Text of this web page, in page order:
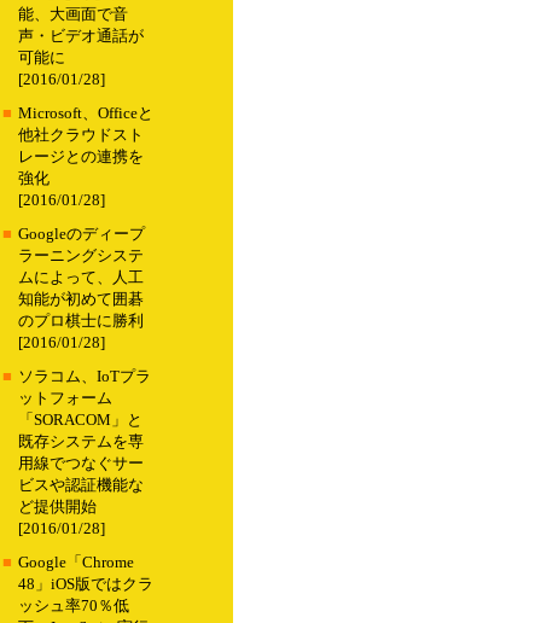
能、大画面で音
声・ビデオ通話が
可能に
[2016/01/28]
■ Microsoft、Officeと
他社クラウドスト
レージとの連携を
強化
[2016/01/28]
■ Googleのディープ
ラーニングシステ
ムによって、人工
知能が初めて囲碁
のプロ棋士に勝利
[2016/01/28]
■ ソラコム、IoTプラ
ットフォーム
「SORACOM」と
既存システムを専
用線でつなぐサー
ビスや認証機能な
ど提供開始
[2016/01/28]
■ Google「Chrome
48」iOS版ではクラ
ッシュ率70％低